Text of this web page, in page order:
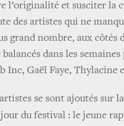
l’originalité et susciter la
des artistes qui ne
grand nombre, aux côtés
dans les semaines
Inc, Gaël Faye, Thylacine
se sont ajoutés sur
du festival : le jeune